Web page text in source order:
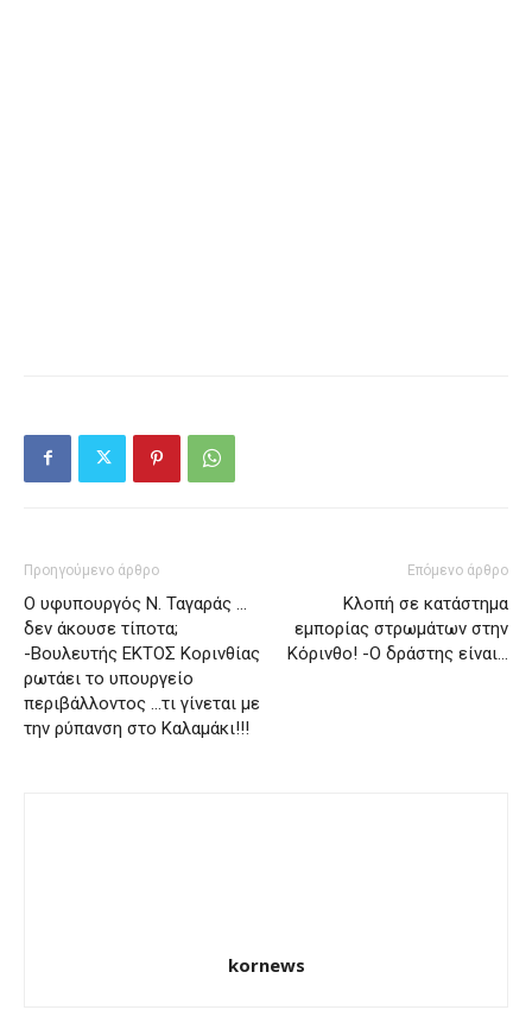
Προηγούμενο άρθρο
Ο υφυπουργός Ν. Ταγαράς …
δεν άκουσε τίποτα;
-Βουλευτής ΕΚΤΟΣ Κορινθίας
ρωτάει το υπουργείο
περιβάλλοντος …τι γίνεται με
την ρύπανση στο Καλαμάκι!!!
Επόμενο άρθρο
Κλοπή σε κατάστημα
εμπορίας στρωμάτων στην
Κόρινθο! -Ο δράστης είναι…
kornews